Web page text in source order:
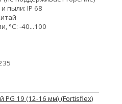
пыли: IP 68
°С: -40...100
PG 19 (12-16 мм) (Fortisflex)